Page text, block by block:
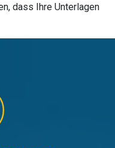
dass Ihre Unterlagen